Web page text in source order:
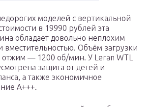
моделей с вертикальной
в 19990 рублей эта
обладает довольно неплохим
Объём загрузки
отжим — 1200 об/мин. У Leran WTL
защита от детей и
а также экономичное
A+++.